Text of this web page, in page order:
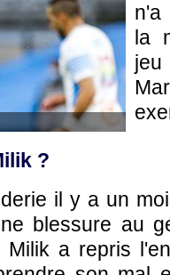
n'a
la
jeu
?
il y a un
blessure au
a repris